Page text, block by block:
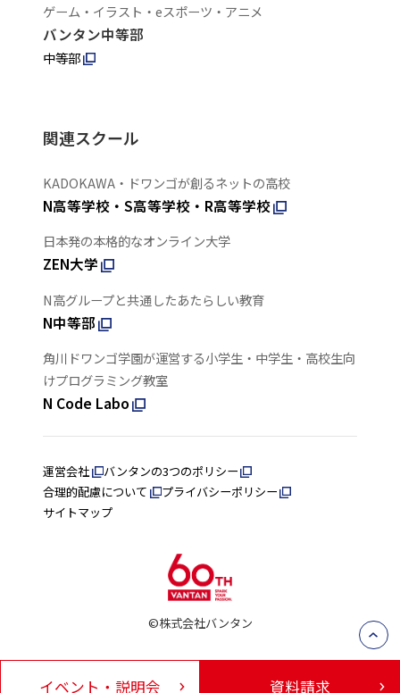
ゲーム・イラスト・eスポーツ・アニメ
バンタン中等部
中等部
関連スクール
KADOKAWA・ドワンゴが創るネットの高校
N高等学校・S高等学校・R高等学校
日本発の本格的なオンライン大学
ZEN大学
N高グループと共通したあたらしい教育
N中等部
角川ドワンゴ学園が運営する小学生・中学生・高校生向
けプログラミング教室
N Code Labo
運営会社
バンタンの3つのポリシー
合理的配慮について
プライバシーポリシー
サイトマップ
©株式会社バンタン
イベント・説明会 資料請求